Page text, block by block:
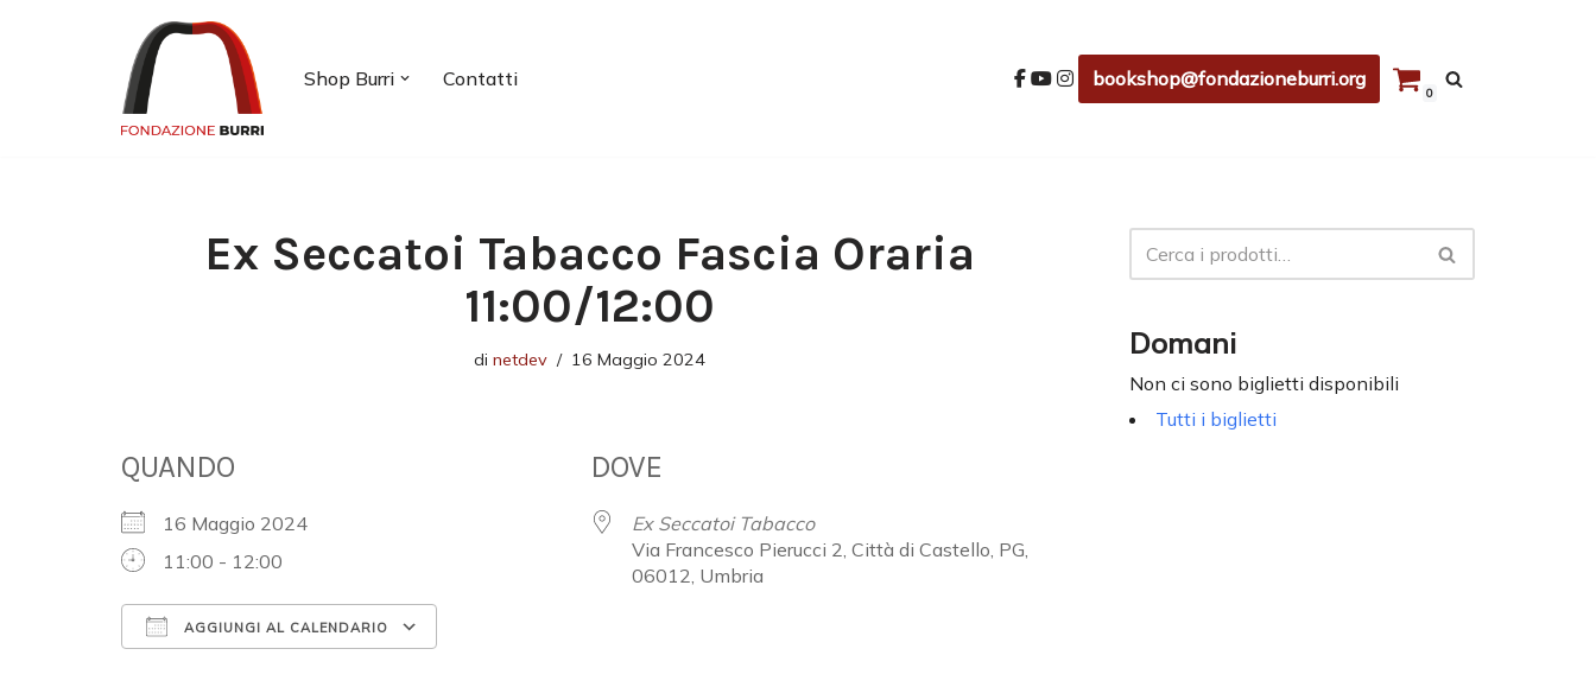
Shop Burri Contatti bookshop@fondazioneburri.org
0
Ex Seccatoi Tabacco Fascia Oraria
11:00/12:00
di netdev 16 Maggio 2024
QUANDO
16 Maggio 2024
11:00 - 12:00
AGGIUNGI AL CALENDARIO
DOVE
Ex Seccatoi Tabacco
Via Francesco Pierucci 2, Città di Castello, PG,
06012, Umbria
Domani
Non ci sono biglietti disponibili
Tutti i biglietti